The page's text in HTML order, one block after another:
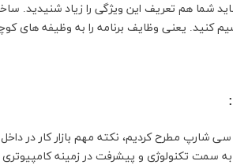
شما هم تعریف این ویژگی را زیاد شنیدید.
کنید. یعنی وظایف برنامه را به وظیفه های
شارپ مطرح کردیم، نکته مهم بازار کار در
تکنولوژی و پیشرفت در زمینه کامپیوتری